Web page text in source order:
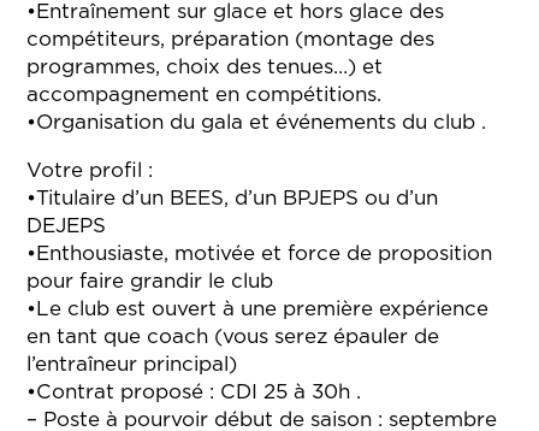
•Entraînement sur glace et hors glace des
compétiteurs, préparation (montage des
programmes, choix des tenues…) et
accompagnement en compétitions.
•Organisation du gala et événements du club .
Votre profil :
•Titulaire d’un BEES, d’un BPJEPS ou d’un
DEJEPS
•Enthousiaste, motivée et force de proposition
pour faire grandir le club
•Le club est ouvert à une première expérience
en tant que coach (vous serez épauler de
l’entraîneur principal)
•Contrat proposé : CDI 25 à 30h .
– Poste à pourvoir début de saison : septembre